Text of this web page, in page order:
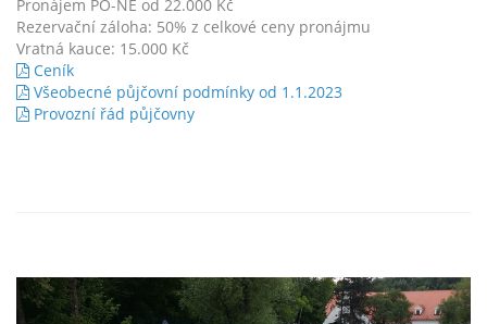
Pronájem PO-NE od 22.000 Kč
Rezervační záloha: 50% z celkové ceny pronájmu
Vratná kauce: 15.000 Kč
Ceník
Všeobecné půjčovní podmínky od 1.1.2023
Provozní řád půjčovny